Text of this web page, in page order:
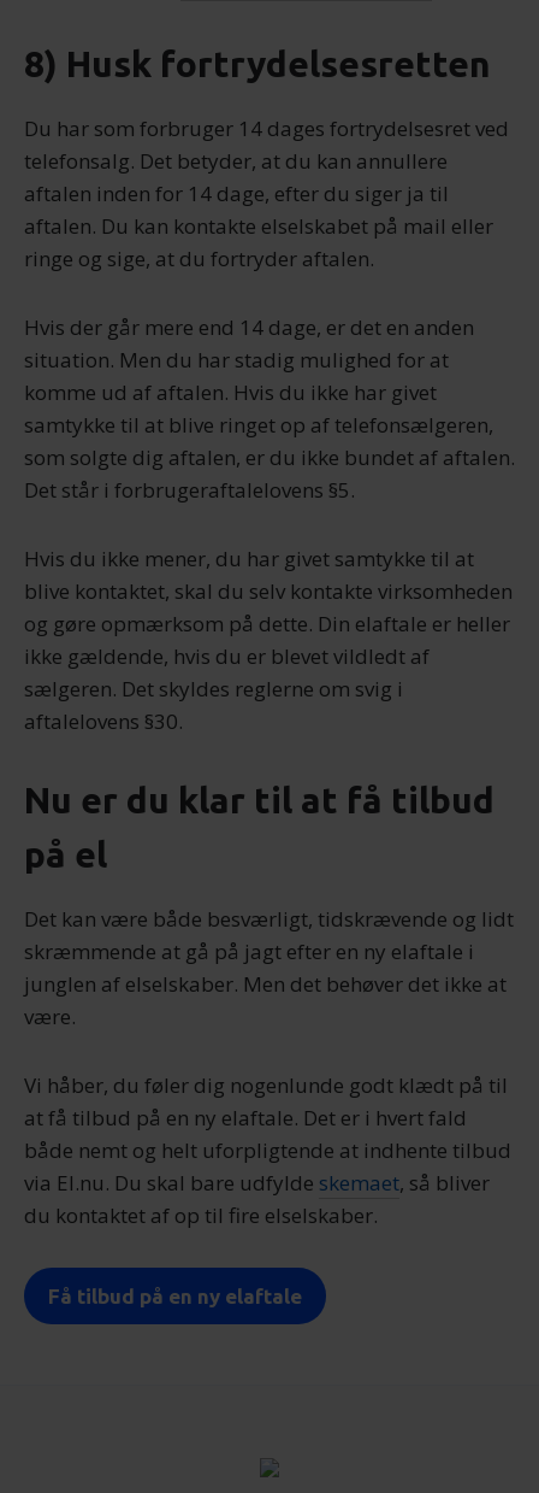
8) Husk fortrydelsesretten
Du har som forbruger 14 dages fortrydelsesret ved
telefonsalg. Det betyder, at du kan annullere
aftalen inden for 14 dage, efter du siger ja til
aftalen. Du kan kontakte elselskabet på mail eller
ringe og sige, at du fortryder aftalen.
Hvis der går mere end 14 dage, er det en anden
situation. Men du har stadig mulighed for at
komme ud af aftalen. Hvis du ikke har givet
samtykke til at blive ringet op af telefonsælgeren,
som solgte dig aftalen, er du ikke bundet af aftalen.
Det står i forbrugeraftalelovens §5.
Hvis du ikke mener, du har givet samtykke til at
blive kontaktet, skal du selv kontakte virksomheden
og gøre opmærksom på dette. Din elaftale er heller
ikke gældende, hvis du er blevet vildledt af
sælgeren. Det skyldes reglerne om svig i
aftalelovens §30.
Nu er du klar til at få tilbud
på el
Det kan være både besværligt, tidskrævende og lidt
skræmmende at gå på jagt efter en ny elaftale i
junglen af elselskaber. Men det behøver det ikke at
være.
Vi håber, du føler dig nogenlunde godt klædt på til
at få tilbud på en ny elaftale. Det er i hvert fald
både nemt og helt uforpligtende at indhente tilbud
via El.nu. Du skal bare udfylde skemaet, så bliver
du kontaktet af op til fire elselskaber.
Få tilbud på en ny elaftale